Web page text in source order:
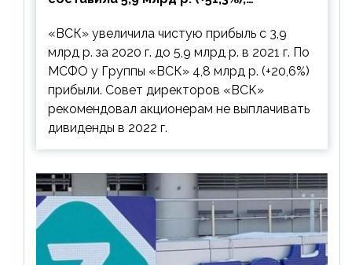
выплачивать
«ВСК» увеличила чистую прибыль с 3,9
млрд р. за 2020 г. до 5,9 млрд р. в 2021 г. По
МСФО у Группы «ВСК» 4,8 млрд р. (+20,6%)
прибыли. Совет директоров «ВСК»
рекомендовал акционерам не выплачивать
дивиденды в 2022 г.